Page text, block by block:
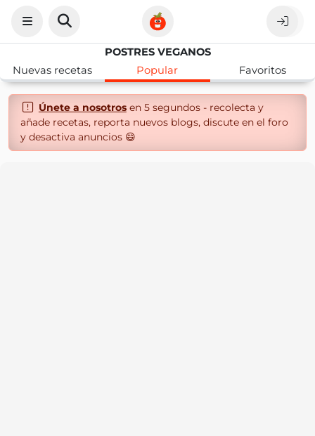
POSTRES VEGANOS
Nuevas recetas
Popular Favoritos
Únete a nosotrosen 5 segundos - recolecta y
añade recetas, reporta nuevos blogs, discute en el foro
y desactiva anuncios 😄